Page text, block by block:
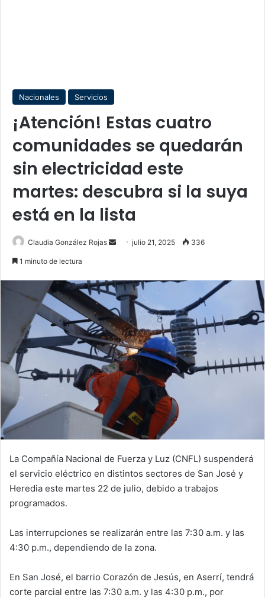
Nacionales Servicios
¡Atención! Estas cuatro
comunidades se quedarán
sin electricidad este
martes: descubra si la suya
está en la lista
Claudia González Rojas
Sendjulio 21, 2025 336
1 minuto de lectura
La Compañía Nacional de Fuerza y Luz (CNFL) suspenderá
el servicio eléctrico en distintos sectores de San José y
Heredia este martes 22 de julio, debido a trabajos
programados.
Las interrupciones se realizarán entre las 7:30 a.m. y las
4:30 p.m., dependiendo de la zona.
En San José, el barrio Corazón de Jesús, en Aserrí, tendrá
corte parcial entre las 7:30 a.m. y las 4:30 p.m., por